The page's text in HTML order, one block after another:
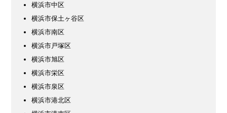
横浜市中区
横浜市保土ヶ谷区
横浜市南区
横浜市戸塚区
横浜市旭区
横浜市栄区
横浜市泉区
横浜市港北区